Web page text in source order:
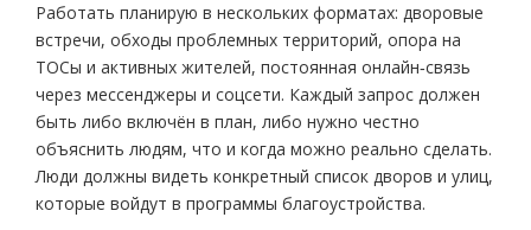
Работать планирую в нескольких форматах: дворовые
встречи, обходы проблемных территорий, опора на
ТОСы и активных жителей, постоянная онлайн‑связь
через мессенджеры и соцсети. Каждый запрос должен
быть либо включён в план, либо нужно честно
объяснить людям, что и когда можно реально сделать.
Люди должны видеть конкретный список дворов и улиц,
которые войдут в программы благоустройства.